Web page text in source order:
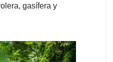
gasífera y